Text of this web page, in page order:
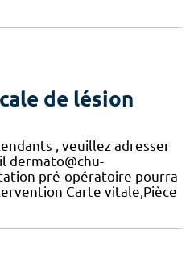
de lésion
, veuillez adresser
dermato@chu-
pré-opératoire pourra
Carte vitale,Pièce